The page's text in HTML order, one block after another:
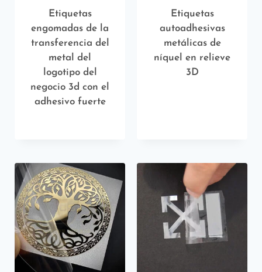
Etiquetas
engomadas de la
transferencia del
metal del
logotipo del
negocio 3d con el
adhesivo fuerte
Etiquetas
autoadhesivas
metálicas de
níquel en relieve
3D